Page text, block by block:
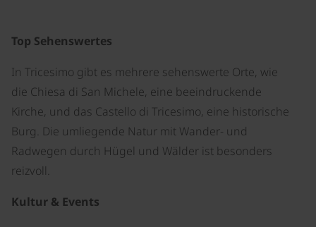
Top Sehenswertes
In Tricesimo gibt es mehrere sehenswerte Orte, wie
die Chiesa di San Michele, eine beeindruckende
Kirche, und das Castello di Tricesimo, eine historische
Burg. Die umliegende Natur mit Wander- und
Radwegen durch Hügel und Wälder ist besonders
reizvoll.
Kultur & Events